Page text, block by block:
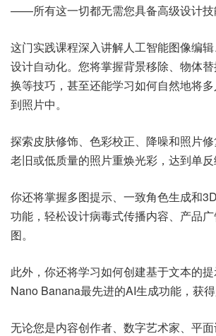
——所有这一切都无需您具备高级设计技
这门实践课程深入讲解人工智能图像编
设计自动化。您将掌握背景移除、物体
换等技巧，甚至还能学习如何自然地将
到照片中。
探索皮肤修饰、色彩校正、降噪和照片
老旧或低质量的照片重焕光彩，达到单反
你还将掌握多图提示、一致角色生成和
功能，轻松设计病毒式传播内容、产品
图。
此外，你还将学习如何创建基于文本的
Nano Banana最先进的AI生成功能，获得
无论您是内容创作者、数字艺术家、平